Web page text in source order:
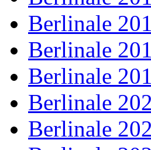
Berlinale
Berlinale
Berlinale
Berlinale
Berlinale